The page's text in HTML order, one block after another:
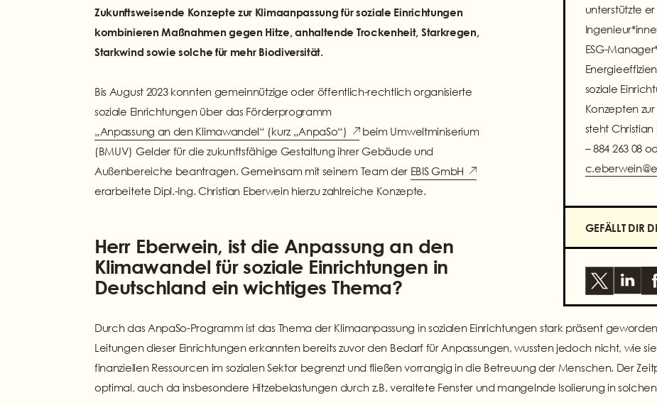
unterstützte
ESG-
soziale
Konzepten
steht
– 884 263 08
GEFÄLLT DIR
Zukunftsweisende Konzepte zur Klimaanpassung für soziale Einrichtungen
kombinieren Maßnahmen gegen Hitze, anhaltende Trockenheit, Starkregen,
Starkwind sowie solche für mehr Biodiversität.
Bis August 2023 konnten gemeinnützige oder öffentlich-rechtlich organisierte
soziale Einrichtungen über das Förderprogramm
„Anpassung an den Klimawandel“ (kurz „AnpaSo“)
beim Umweltminiserium
(BMUV) Gelder für die zukunftsfähige Gestaltung ihrer Gebäude und
Außenbereiche beantragen. Gemeinsam mit seinem Team der EBIS GmbH
erarbeitete Dipl.-Ing. Christian Eberwein hierzu zahlreiche Konzepte.
Herr Eberwein, ist die Anpassung an den
Klimawandel für soziale Einrichtungen in
Deutschland ein wichtiges Thema?
Durch das AnpaSo-Programm ist das Thema der Klimaanpassung in sozialen Einrichtungen stark präsent
Leitungen dieser Einrichtungen erkannten bereits zuvor den Bedarf für Anpassungen, wussten jedoch nicht, wie
finanziellen Ressourcen im sozialen Sektor begrenzt und fließen vorrangig in die Betreuung der Menschen. Der
optimal, auch da insbesondere Hitzebelastungen durch z.B. veraltete Fenster und mangelnde Isolierung in